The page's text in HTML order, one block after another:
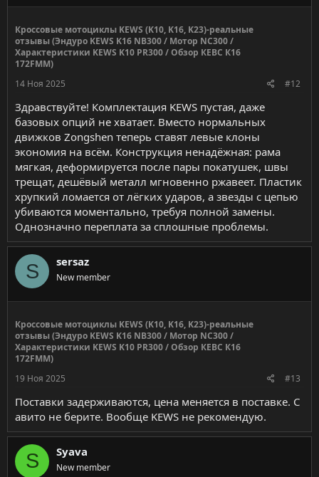
Кроссовые мотоциклы KEWS (K10, K16, K23)-реальные
отзывы (Эндуро KEWS K16 NB300 / Мотор NC300 /
Характеристики KEWS K10 PR300 / Обзор КЕВС К16
172FMM)
14 Ноя 2025
#12
Здравствуйте! Комплектация KEWS пустая, даже
базовых опций не хватает. Вместо нормальных
движков Zongshen теперь ставят левые клоны
экономия на всём. Конструкция ненадёжная: рама
мягкая, деформируется после пары покатушек, швы
трещат, дешёвый металл мгновенно ржавеет. Пластик
хрупкий ломается от лёгких ударов, а звезды с цепью
убиваются моментально, требуя полной замены.
Однозначно переплата за сплошные проблемы.
S sersaz
New member
Кроссовые мотоциклы KEWS (K10, K16, K23)-реальные
отзывы (Эндуро KEWS K16 NB300 / Мотор NC300 /
Характеристики KEWS K10 PR300 / Обзор КЕВС К16
172FMM)
19 Ноя 2025
#13
Поставки задерживаются, цена меняется в поставке. С
авито не берите. Вообще KEWS не рекомендую.
S Syava
New member